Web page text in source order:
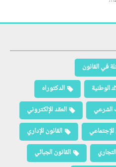
في القانون
الوطنية
الدكتوراه
الشرعي
العقد الإلكتروني
الإجتماعي
القانون الإداري
القانون الجبائي